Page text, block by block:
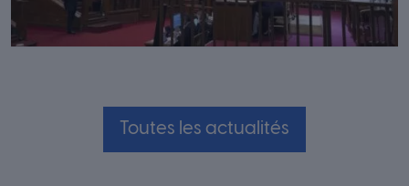
Toutes les actualités